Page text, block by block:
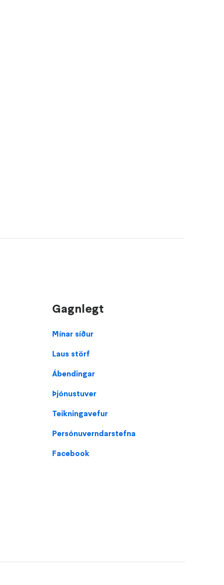
Gagnlegt
Footer
Mínar síður
Laus störf
Ábendingar
Þjónustuver
Teikningavefur
Persónuverndarstefna
Facebook